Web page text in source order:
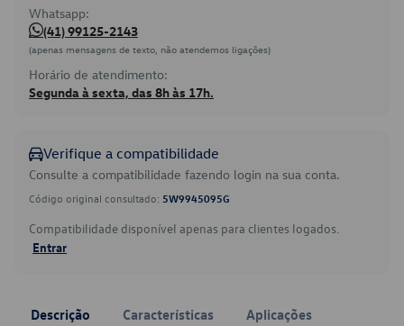
Whatsapp:
(41) 99125-2143
(apenas mensagens de texto, não atendemos ligações)
Horário de atendimento:
Segunda à sexta, das 8h às 17h.
Verifique a compatibilidade
Consulte a compatibilidade fazendo login na sua conta.
Código original consultado: 5W9945095G
Compatibilidade disponível apenas para clientes logados.
Entrar
Descrição Características Aplicações